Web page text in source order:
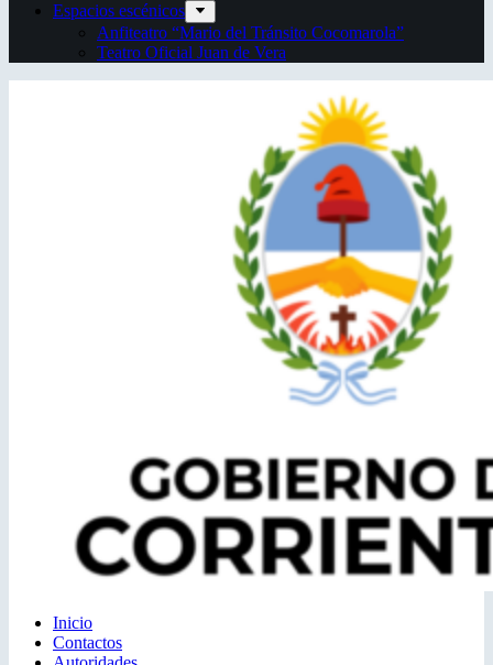
Espacios escénicos
Anfiteatro “Mario del Tránsito Cocomarola”
Teatro Oficial Juan de Vera
Inicio
Contactos